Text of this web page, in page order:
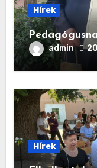
Hírek
admin
Hírek